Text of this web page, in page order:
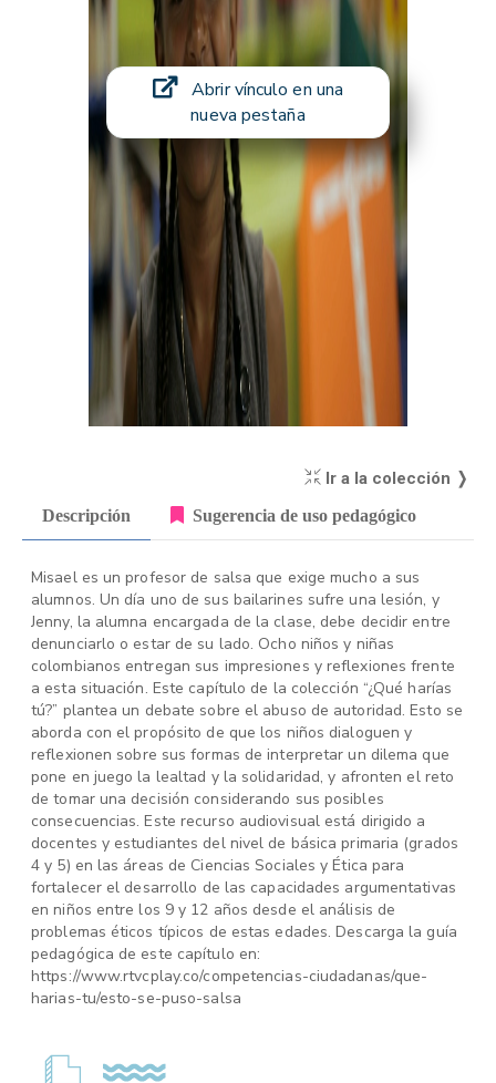
Abrir vínculo en una
nueva pestaña
Ir a la colección ❭
Descripción Sugerencia de uso pedagógico
Misael es un profesor de salsa que exige mucho a sus
alumnos. Un día uno de sus bailarines sufre una lesión, y
Jenny, la alumna encargada de la clase, debe decidir entre
denunciarlo o estar de su lado. Ocho niños y niñas
colombianos entregan sus impresiones y reflexiones frente
a esta situación. Este capítulo de la colección “¿Qué harías
tú?” plantea un debate sobre el abuso de autoridad. Esto se
aborda con el propósito de que los niños dialoguen y
reflexionen sobre sus formas de interpretar un dilema que
pone en juego la lealtad y la solidaridad, y afronten el reto
de tomar una decisión considerando sus posibles
consecuencias. Este recurso audiovisual está dirigido a
docentes y estudiantes del nivel de básica primaria (grados
4 y 5) en las áreas de Ciencias Sociales y Ética para
fortalecer el desarrollo de las capacidades argumentativas
en niños entre los 9 y 12 años desde el análisis de
problemas éticos típicos de estas edades. Descarga la guía
pedagógica de este capítulo en:
https://www.rtvcplay.co/competencias-ciudadanas/que-
harias-tu/esto-se-puso-salsa